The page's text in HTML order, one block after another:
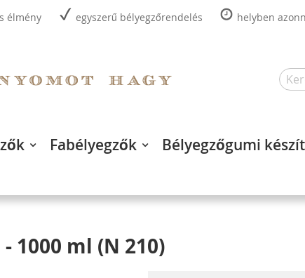
élmény egyszerű bélyegzőrendelés helyben
Fabélyegzők Bélyegzőgumi
1000 ml (N 210)